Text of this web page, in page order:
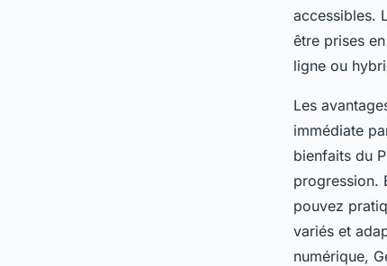
accessibles.
être prises
ligne ou
Les
immédiate
bienfaits du
progression.
pouvez
variés et
numérique,